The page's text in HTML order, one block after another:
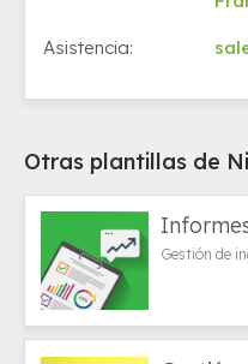
Asistencia:
Otras plantillas de
Gestión de